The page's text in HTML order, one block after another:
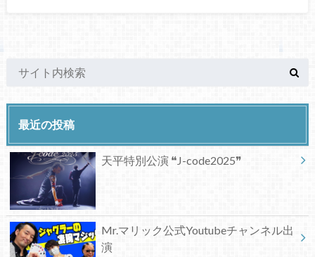
最近の投稿
天平特別公演 ❝J-code2025❞
Mr.マリック公式Youtubeチャンネル出
演